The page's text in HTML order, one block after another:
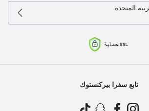
المتحدة
تابع سفرا بيركنستوك